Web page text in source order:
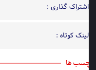
اشتراک گذاری :
لینک کوتاه :
ها